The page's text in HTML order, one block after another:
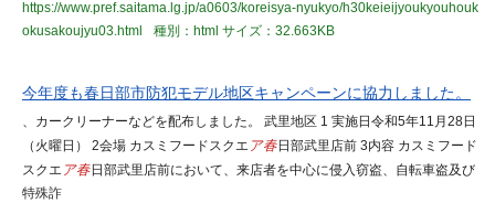
https://www.pref.saitama.lg.jp/a0603/koreisya-nyukyo/h30keieijyoukyouhouk
okusakoujyu03.html
種別：html サイズ：32.663KB
今年度も春日部市防犯モデル地区キャンペーンに協力しました。
、カークリーナーなどを配布しました。 武里地区 1 実施日令和5年11月28日
（火曜日） 2会場 カスミフードスクエ ア春日部武里店前 3内容 カスミフード
スクエ ア春日部武里店前において、来店者を中心に侵入窃盗、自転車盗及び
特殊詐